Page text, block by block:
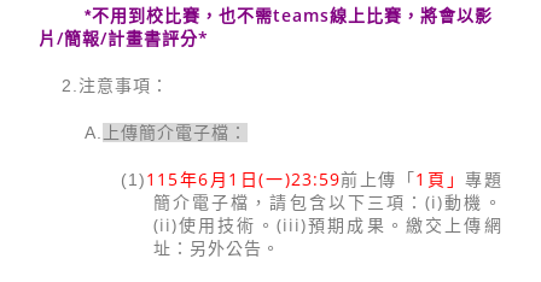
*不用到校比賽，也不需teams線上比賽，將會以影
片/簡報/計畫書評分*
2.注意事項：
A. 上傳簡介電子檔：
(1)115年6月 1 日(一)23:59前上傳「 1 頁」專題
簡介電子檔，請包含以下三項：(i)動機。
(ii)使用技術。 (iii)預期成果。繳交上傳網
址：另外公告。